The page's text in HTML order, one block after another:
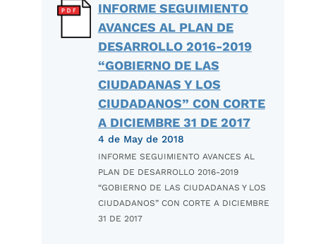
INFORME SEGUIMIENTO
AVANCES AL PLAN DE
DESARROLLO 2016-2019
“GOBIERNO DE LAS
CIUDADANAS Y LOS
CIUDADANOS” CON CORTE
A DICIEMBRE 31 DE 2017
4 de May de 2018
INFORME SEGUIMIENTO AVANCES AL
PLAN DE DESARROLLO 2016-2019
“GOBIERNO DE LAS CIUDADANAS Y LOS
CIUDADANOS” CON CORTE A DICIEMBRE
31 DE 2017